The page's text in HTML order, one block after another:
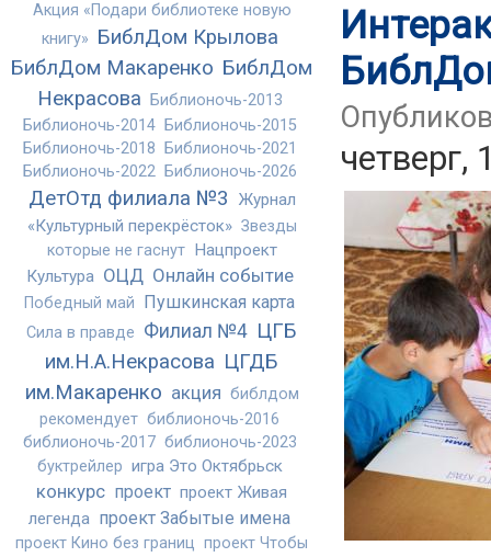
Акция «Подари библиотеке новую
книгу» БиблДом Крылова
БиблДом Макаренко БиблДом
Некрасова
Библионочь-2013
Библионочь-2014
Библионочь-2015
Библионочь-2018
Библионочь-2021
Библионочь-2022
Библионочь-2026
ДетОтд филиала №3
Журнал
«Культурный перекрёсток» Звезды
которые не гаснут Нацпроект
Культура ОЦД Онлайн событие
Победный май Пушкинская карта
Сила в правде Филиал №4 ЦГБ
им.Н.А.Некрасова ЦГДБ
им.Макаренко акция библдом
рекомендует библионочь-2016
библионочь-2017 библионочь-2023
буктрейлер игра Это Октябрьск
конкурс проект проект Живая
легенда проект Забытые имена
проект Кино без границ проект Чтобы